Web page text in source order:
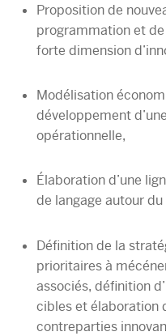
Proposition de
programmation et
forte dimension
Modélisation
développement
opérationnelle,
Élaboration d’une
de langage autour
Définition de la
prioritaires à
associés, définition
cibles et élaboration
contreparties